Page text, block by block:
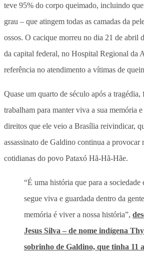
teve 95% do corpo queimado, incluindo
grau – que atingem todas as camadas da
ossos. O cacique morreu no dia 21 de abril
da capital federal, no Hospital Regional da
referência no atendimento a vítimas de
Quase um quarto de século após a
trabalham para manter viva a sua memória
direitos que ele veio a Brasília reivindicar,
assassinato de Galdino continua a provocar
cotidianas do povo Pataxó Hã-Hã-Hãe.
“É uma história que para a sociedade
segue viva e guardada dentro da
memória é viver a nossa história”,
Jesus Silva – de nome indígena
sobrinho de Galdino, que tinha 11